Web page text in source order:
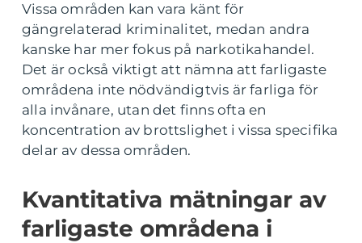
Vissa områden kan vara känt för
gängrelaterad kriminalitet, medan andra
kanske har mer fokus på narkotikahandel.
Det är också viktigt att nämna att farligaste
områdena inte nödvändigtvis är farliga för
alla invånare, utan det finns ofta en
koncentration av brottslighet i vissa specifika
delar av dessa områden.
Kvantitativa mätningar av
farligaste områdena i